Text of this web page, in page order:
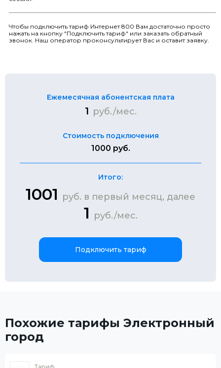
Чтобы подключить тариф Интернет 800 Вам достаточно просто
нажать на кнопку "Подключить тариф" или заказать обратный
звонок. Наш оператор проконсультирует Вас и оставит заявку.
Ежемесячная абонентская плата
1 руб./мес.
Стоимость подключения
1000 руб.
Итого:
1001 руб. в первый месяц, далее
1 руб./мес.
Подключить тариф
Похожие тарифы Электронный
город